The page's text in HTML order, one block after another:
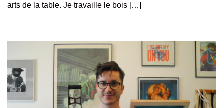
arts de la table. Je travaille le bois […]